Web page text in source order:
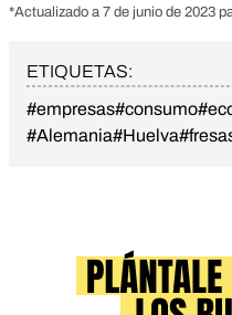
*Actualizado a 7 de junio de 2023
ETIQUETAS:
#empresas#consumo
#Alemania#Huelva